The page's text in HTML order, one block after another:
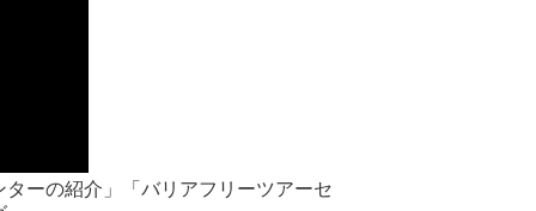
ーの紹介」「バリアフリーツアーセ